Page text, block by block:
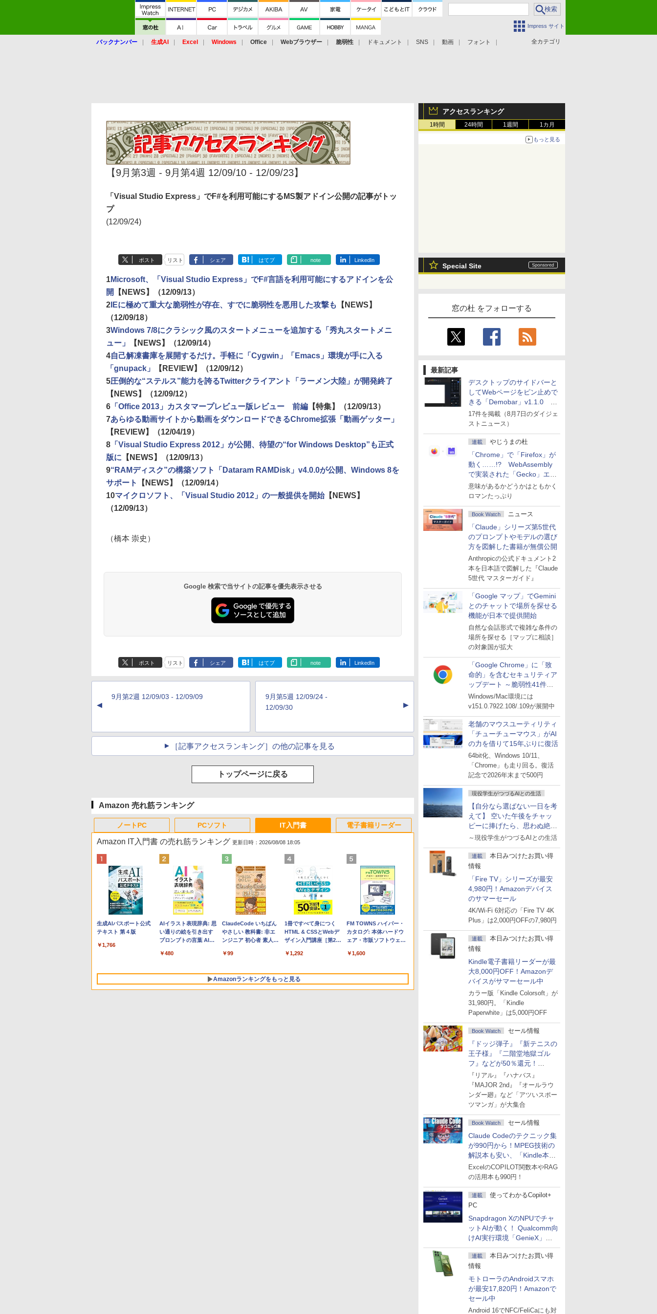
Impress サイト
全カテゴリ
バックナンバー 生成AI Excel Windows Office Webブラウザー 脆弱性 ドキュメント SNS 動画 フォント
アクセスランキング
1時間 24時間 1週間 1カ月
もっと見る
Special Site
窓の杜 をフォローする
最新記事
デスクトップのサイドバーと
してWebページをピン止めで
きる「Demobar」v1.1.0 ほ
か
17件を掲載（8月7日のダイジェ
ストニュース）
連載 やじうまの杜
「Chrome」で「Firefox」が
動く……!? WebAssembly
で実装された「Gecko」エン
ジン
意味があるかどうかはともかく
ロマンたっぷり
Book Watch ニュース
「Claude」シリーズ第5世代
のプロンプトやモデルの選び
方を図解した書籍が無償公開
Anthropicの公式ドキュメント2
本を日本語で図解した『Claude
5世代 マスターガイド』
「Google マップ」でGemini
とのチャットで場所を探せる
機能が日本で提供開始
自然な会話形式で複雑な条件の
場所を探せる［マップに相談］
の対象国が拡大
「Google Chrome」に「致
命的」を含むセキュリティア
ップデート ～脆弱性41件に
対処
Windows/Mac環境には
v151.0.7922.108/.109が展開中
老舗のマウスユーティリティ
「チューチューマウス」がAI
の力を借りて15年ぶりに復活
64bit化、Windows 10/11、
「Chrome」も走り回る。復活
記念で2026年末まで500円
現役学生がつづるAIとの生活
【自分なら選ばない一日を考
えて】 空いた午後をチャッ
ピーに捧げたら、思わぬ絶景
に出会った話
～現役学生がつづるAIとの生活
連載
本日みつけたお買い得
情報
「Fire TV」シリーズが最安
4,980円！Amazonデバイス
のサマーセール
4K/Wi-Fi 6対応の「Fire TV 4K
Plus」は2,000円OFFの7,980円
連載
本日みつけたお買い得
情報
Kindle電子書籍リーダーが最
大8,000円OFF！Amazonデ
バイスがサマーセール中
カラー版「Kindle Colorsoft」が
31,980円。「Kindle
Paperwhite」は5,000円OFF
Book Watch セール情報
『ドッジ弾子』『新テニスの
王子様』『二階堂地獄ゴル
フ』などが50％還元！
Amazonマンガ週末セール
『リアル』『ハナバス』
『MAJOR 2nd』『オールラウ
ンダー廻』など「アツいスポー
ツマンガ」が大集合
Book Watch セール情報
Claude Codeのテクニック集
が990円から！MPEG技術の
解説本も安い、「Kindle本サ
マーセール」第2弾開始！
ExcelのCOPILOT関数本やRAG
の活用本も990円！
連載
使ってわかるCopilot+
PC
Snapdragon XのNPUでチャ
ットAIが動く！ Qualcomm向
けAI実行環境「GenieX」を
試してみた
連載
本日みつけたお買い得
情報
モトローラのAndroidスマホ
が最安17,820円！Amazonで
セール中
Android 16でNFC/FeliCaにも対
【9月第3週 - 9月第4週 12/09/10 - 12/09/23】
「Visual Studio Express」でF#を利用可能にするMS製アドイン公開の記事がトッ
プ
(12/09/24)
ポスト リスト シェア はてブ note LinkedIn
1Microsoft、「Visual Studio Express」でF#言語を利用可能にするアドインを公
開
【NEWS】
（12/09/13）
2 IEに極めて重大な脆弱性が存在、すでに脆弱性を悪用した攻撃も
【NEWS】
（12/09/18）
3Windows 7/8にクラシック風のスタートメニューを追加する「秀丸スタートメニ
ュー」
【NEWS】
（12/09/14）
4自己解凍書庫を展開するだけ。手軽に「Cygwin」「Emacs」環境が手に入る
「gnupack」
【REVIEW】
（12/09/12）
5圧倒的な“ステルス”能力を誇るTwitterクライアント「ラーメン大陸」が開発終了
【NEWS】
（12/09/12）
6 「Office 2013」カスタマープレビュー版レビュー 前編 【特集】
（12/09/13）
7あらゆる動画サイトから動画をダウンロードできるChrome拡張「動画ゲッター」
【REVIEW】
（12/04/19）
8 「Visual Studio Express 2012」が公開、待望の“for Windows Desktop”も正式
版に 【NEWS】
（12/09/13）
9“RAMディスク”の構築ソフト「Dataram RAMDisk」v4.0.0が公開、Windows 8を
サポート
【NEWS】
（12/09/14）
10マイクロソフト、「Visual Studio 2012」の一般提供を開始【NEWS】
（12/09/13）
（橋本 崇史）
Google 検索で当サイトの記事を優先表示させる
ポスト リスト シェア はてブ note LinkedIn
▲
9月第2週 12/09/03 - 12/09/09
9月第5週 12/09/24 -
12/09/30
▲
［記事アクセスランキング］の他の記事を見る
トップページに戻る
Amazon 売れ筋ランキング
ノートPC
Apple 2026 MacBook
Neo A18 Proチップ搭
ク：AIとApple
スプレイ、8GBユニフ
SSDストレージ、
tomtoc 360°保護 15.6
16インチ パソコンケー
ス Dell NEC Lavie
Lenovo対応
￥2,952
Apple 2026 MacBook
Air M5チップ搭載13イ
ンチノートブック：AI
13.6インチLiquid
16GBユニファイドメモ
リ、1TB SSDストレー
ジ、12MPセンターフレ
￥278,800
【Amazon.co.jp限定】
HP ノートパソコン 15-
fd 15.6インチ 16GBメ
テル Core 5
￥129,800
FMV ノートパソコン
WE1-K3 (MS 365
Personal/Copilotキー搭
i5/16GB/SSD 512GB/ホ
FMVWK3E15W_AZ
￥139,880
PCソフト
Robloxギフトカード -
800 Robux 【限定バー
む】 【オンラインゲー
版
Robloxギフトカード -
1000 Robux 【限定バ
ーチャルアイテムを含
ムコード】 ロブロック
￥1,600
Microsoft Office
Home & Business
2024(最新 永続版)|オン
版|Windows11、
￥39,582
Robloxギフトカード -
2,000 Robux 【限定バ
ーチャルアイテムを含
ムコード】 ロブロック
版
￥3,200
Windows版 | Minecraft
(マインクラフト): Java &
Bedrock Edition | オンラ
￥3,600
IT入門書
Amazon IT入門書 の売れ筋ランキング 更新日時：2026/08/08 18:05
生成AIパスポート公式
テキスト 第４版
￥1,766
AIイラスト表現辞典: 思
い通りの絵を引き出す
プロンプトの言葉 AI画
イラストLabo)
￥480
ClaudeCode いちばん
やさしい 教科書: 非エ
ンジニア 初心者 素人
アル AI副業にもコンテ
版にも！ 非エンジニア
のためのAIコーディン
グ入門シリーズ
￥99
1冊ですべて身につく
HTML & CSSとWebデ
ザイン入門講座［第2
￥1,292
FM TOWNS ハイパー・
カタログ: 本体ハードウ
ェア・市販ソフトウェア
最新エミュレータ紹介
￥1,600
Amazonランキングをもっと見る
電子書籍リーダー